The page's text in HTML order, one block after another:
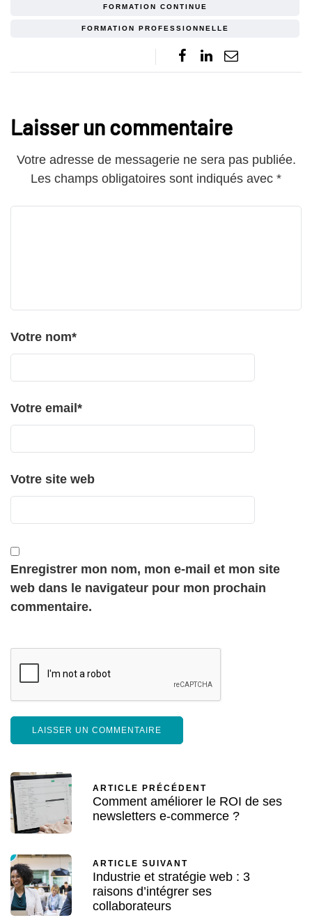
FORMATION CONTINUE
FORMATION PROFESSIONNELLE
Laisser un commentaire
Votre adresse de messagerie ne sera pas publiée.
Les champs obligatoires sont indiqués avec *
Votre nom*
Votre email *
Votre site web
Enregistrer mon nom, mon e-mail et mon site
web dans le navigateur pour mon prochain
commentaire.
ARTICLE PRÉCÉDENT
Comment améliorer le ROI de ses
newsletters e-commerce ?
ARTICLE SUIVANT
Industrie et stratégie web : 3
raisons d’intégrer ses
collaborateurs